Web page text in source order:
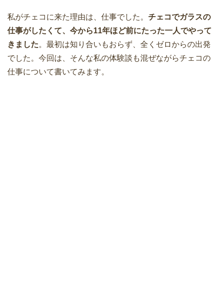
私がチェコに来た理由は、仕事でした。 チェコでガラスの
仕事がしたくて、今から11年ほど前にたった一人でやって
きました。最初は知り合いもおらず、全くゼロからの出発
でした。今回は、そんな私の体験談も混ぜながらチェコの
仕事について書いてみます。